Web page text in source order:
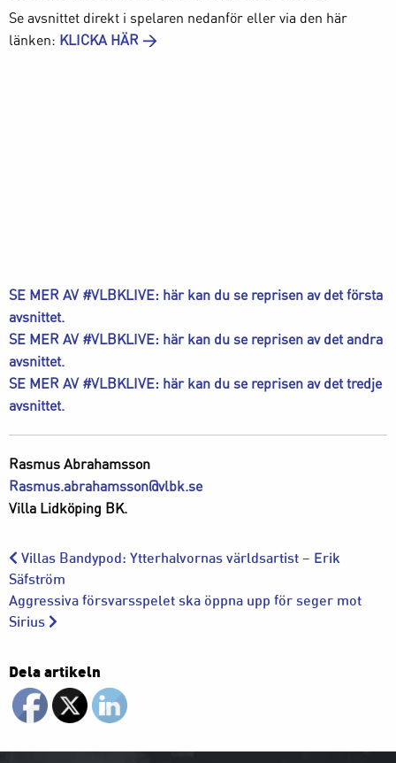
Se avsnittet direkt i spelaren nedanför eller via den här
länken: KLICKA HÄR >
SE MER AV #VLBKLIVE: här kan du se reprisen av det första
avsnittet.
SE MER AV #VLBKLIVE: här kan du se reprisen av det andra
avsnittet.
SE MER AV #VLBKLIVE: här kan du se reprisen av det tredje
avsnittet.
Rasmus Abrahamsson
Rasmus.abrahamsson@vlbk.se
Villa Lidköping BK.
Villas Bandypod: Ytterhalvornas världsartist – Erik
Säfström
Aggressiva försvarsspelet ska öppna upp för seger mot
Sirius
Dela artikeln